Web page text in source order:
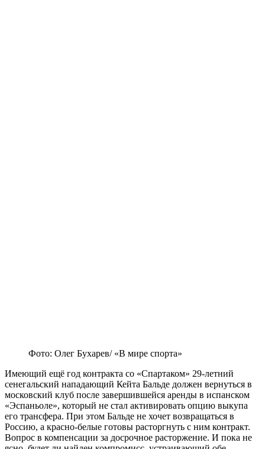
Фото: Олег Бухарев/ «В мире спорта»
Имеющий ещё год контракта со «Спартаком» 29-летний
сенегальский нападающий Кейта Бальде должен вернуться в
московский клуб после завершившейся аренды в испанском
«Эспаньоле», который не стал активировать опцию выкупа
его трансфера. При этом Бальде не хочет возвращаться в
Россию, а красно-белые готовы расторгнуть с ним контракт.
Вопрос в компенсации за досрочное расторжение. И пока не